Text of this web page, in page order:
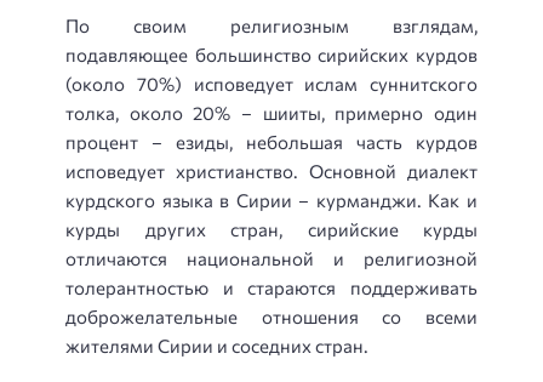
По своим религиозным взглядам,
подавляющее большинство сирийских курдов
(около 70%) исповедует ислам суннитского
толка, около 20% – шииты, примерно один
процент – езиды, небольшая часть курдов
исповедует христианство. Основной диалект
курдского языка в Сирии – курманджи. Как и
курды других стран, сирийские курды
отличаются национальной и религиозной
толерантностью и стараются поддерживать
доброжелательные отношения со всеми
жителями Сирии и соседних стран.